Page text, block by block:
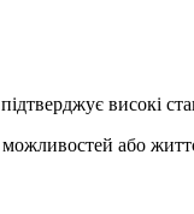
високі
або